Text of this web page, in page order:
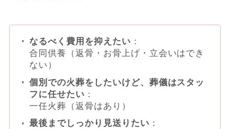
なるべく費用を抑えたい ：
合同供養（返骨・お骨上げ・立会いはでき
ない）
個別での火葬をしたいけど、葬儀はスタッ
フに任せたい ：
一任火葬（返骨はあり）
最後までしっかり見送りたい ：